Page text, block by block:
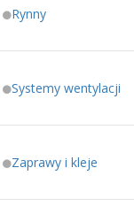
Rynny
Systemy wentylacji
Zaprawy i kleje